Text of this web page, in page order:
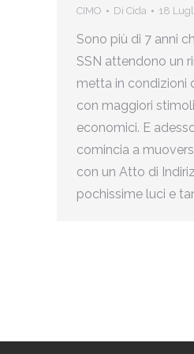
CIMO Di Cida 18
Sono più di 7 anni
SSN attendono un
metta in condizioni
con maggiori
economici. E
comincia a
con un Atto di
pochissime luci e